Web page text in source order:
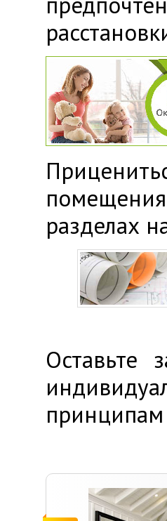
разделах
Оставьте